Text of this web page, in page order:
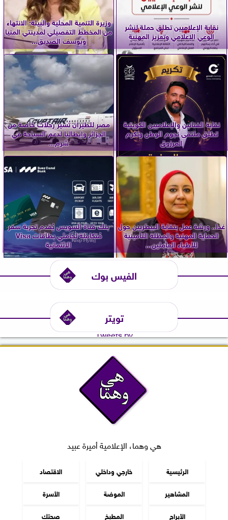
نقابة الإعلاميين تطلق حملة لنشر
الوعي الإعلامي وتعزيز المهنية
وزيرة التنمية المحلية والبيئة: الانتهاء
من المخطط التفصيلي لمدينتي المنيا
ويوسف الصديق...
نقابة الفنانين والإعلاميين الكويتية
تطلق ملتقى نجوم الوطن وتكرم
المرزوق
مصر للطيران تُسير رحلات خاصة من
الجزائر وإيطاليا لدعم السياحة في
شرم...
غدا.. ورشة عمل بنقابة البيطريين حول
الحماية المهنية والمظلة التأمينية
للأطباء العاملين...
بنك قناة السويس يُقدم تجربة سفر
مُتكاملة لحاملي بطاقات Visa
الائتمانية
الفيس بوك
تويتر
Tweets by
هي وهما، الإعلامية أميرة عبيد
الرئيسية خارجي وداخلي
الاقتصاد
المشاهير
الموضة
الأسرة
الأبراج
المطبخ صحتك